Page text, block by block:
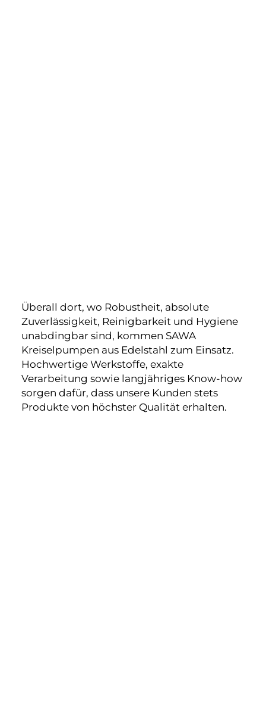
Überall dort, wo Robustheit, absolute
Zuverlässigkeit, Reinigbarkeit und Hygiene
unabdingbar sind, kommen SAWA
Kreiselpumpen aus Edelstahl zum Einsatz.
Hochwertige Werkstoffe, exakte
Verarbeitung sowie langjähriges Know-how
sorgen dafür, dass unsere Kunden stets
Produkte von höchster Qualität erhalten.